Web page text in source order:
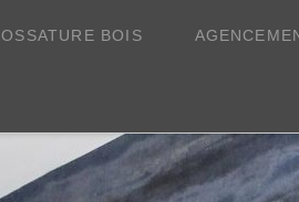
OSSATURE BOIS